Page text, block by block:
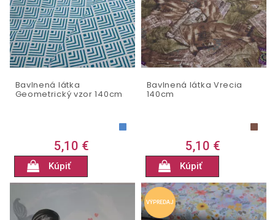
Bavlnená látka
Geometrický vzor 140cm
5,10 €
Kúpiť
Bavlnená látka Vrecia
140cm
5,10 €
Kúpiť
VÝPREDAJ